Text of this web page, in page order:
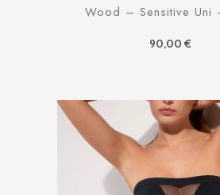
Wood – Sensitive Uni
90,00 €